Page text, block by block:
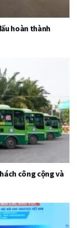
hoàn thành
công cộng và